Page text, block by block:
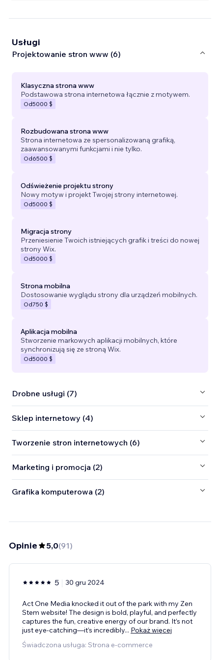
Usługi
Projektowanie stron www (6)
Klasyczna strona www
Podstawowa strona internetowa łącznie z motywem.
Od5000 $
Rozbudowana strona www
Strona internetowa ze spersonalizowaną grafiką,
zaawansowanymi funkcjami i nie tylko.
Od6500 $
Odświeżenie projektu strony
Nowy motyw i projekt Twojej strony internetowej.
Od5000 $
Migracja strony
Przeniesienie Twoich istniejących grafik i treści do nowej
strony Wix.
Od5000 $
Strona mobilna
Dostosowanie wyglądu strony dla urządzeń mobilnych.
Od750 $
Aplikacja mobilna
Stworzenie markowych aplikacji mobilnych, które
synchronizują się ze stroną Wix.
Od5000 $
Drobne usługi (7)
Sklep internetowy (4)
Tworzenie stron internetowych (6)
Marketing i promocja (2)
Grafika komputerowa (2)
Opinie 5,0(91)
5 30 gru 2024
Act One Media knocked it out of the park with my Zen
Stem website! The design is bold, playful, and perfectly
captures the fun, creative energy of our brand. It’s not
just eye-catching—it’s incredibly... Pokaż więcej
Świadczona usługa: Strona e-commerce